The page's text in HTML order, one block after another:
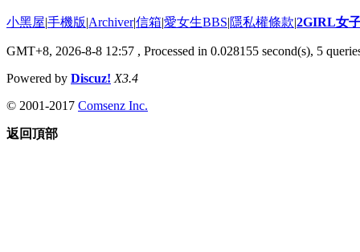
小黑屋|手機版|Archiver|信箱|愛女生BBS|隱私權條款|2GIRL女
GMT+8, 2026-8-8 12:57 , Processed in 0.028155 second(s), 5
Powered by Discuz! X3.4
© 2001-2017 Comsenz Inc.
返回頂部